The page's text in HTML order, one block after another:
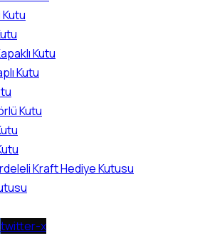
Kutu
Kutu
Kutu
Kutu
Kraft Hediye Kutusu
twitter-x